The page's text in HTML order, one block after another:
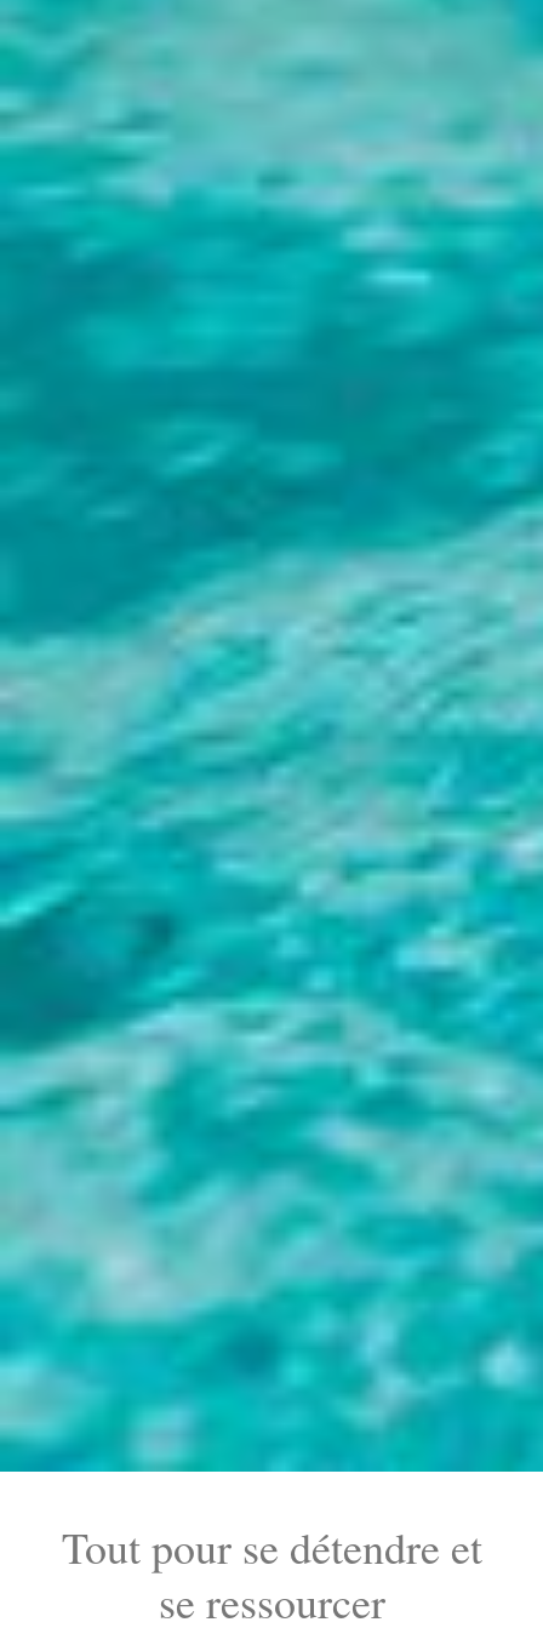
Tout pour se détendre et
se ressourcer